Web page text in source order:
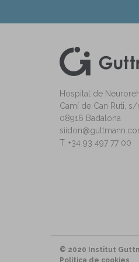
Hospital de
Camí de Can Ruti, s/
08916 Badalona
T. +34 93 497 77 00
© 2020 Institut
Política de cookies